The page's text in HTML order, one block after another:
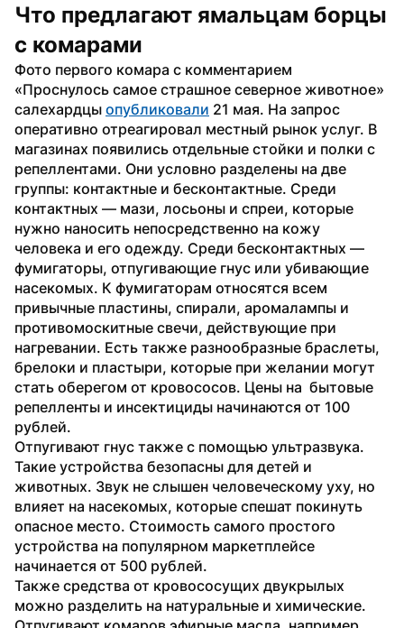
Что предлагают ямальцам борцы
с комарами
Фото первого комара с комментарием
«Проснулось самое страшное северное животное»
салехардцы опубликовали 21 мая. На запрос
оперативно отреагировал местный рынок услуг. В
магазинах появились отдельные стойки и полки с
репеллентами. Они условно разделены на две
группы: контактные и бесконтактные. Среди
контактных — мази, лосьоны и спреи, которые
нужно наносить непосредственно на кожу
человека и его одежду. Среди бесконтактных —
фумигаторы, отпугивающие гнус или убивающие
насекомых. К фумигаторам относятся всем
привычные пластины, спирали, аромалампы и
противомоскитные свечи, действующие при
нагревании. Есть также разнообразные браслеты,
брелоки и пластыри, которые при желании могут
стать оберегом от кровососов. Цены на  бытовые
репелленты и инсектициды начинаются от 100
рублей.
Отпугивают гнус также с помощью ультразвука.
Такие устройства безопасны для детей и
животных. Звук не слышен человеческому уху, но
влияет на насекомых, которые спешат покинуть
опасное место. Стоимость самого простого
устройства на популярном маркетплейсе
начинается от 500 рублей.
Также средства от кровососущих двукрылых
можно разделить на натуральные и химические.